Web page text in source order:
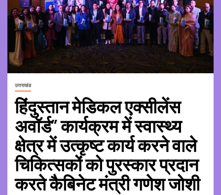
उत्तराखंड
हिंदुस्तान मेडिकल एक्सीलेंस
अवॉर्ड” कार्यक्रम में स्वास्थ्य
क्षेत्र में उत्कृष्ट कार्य करने वाले
चिकित्सकों को पुरस्कार प्रदान
करते कैबिनेट मंत्री गणेश जोशी